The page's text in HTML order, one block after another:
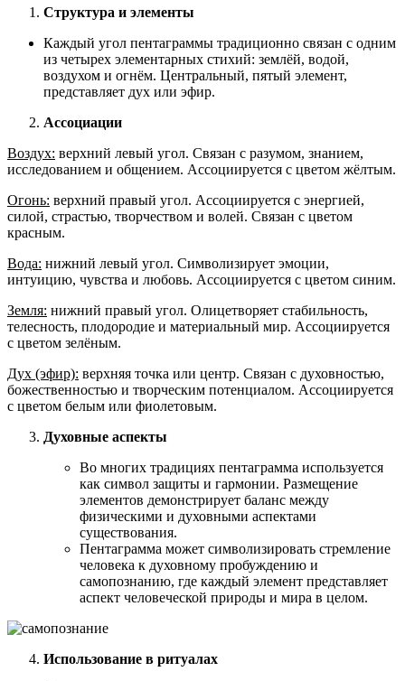
Структура и элементы
Каждый угол пентаграммы традиционно связан с одним
из четырех элементарных стихий: землёй, водой,
воздухом и огнём. Центральный, пятый элемент,
представляет дух или эфир.
Ассоциации
Воздух: верхний левый угол. Связан с разумом, знанием,
исследованием и общением. Ассоциируется с цветом жёлтым.
Огонь: верхний правый угол. Ассоциируется с энергией,
силой, страстью, творчеством и волей. Связан с цветом
красным.
Вода: нижний левый угол. Символизирует эмоции,
интуицию, чувства и любовь. Ассоциируется с цветом синим.
Земля: нижний правый угол. Олицетворяет стабильность,
телесность, плодородие и материальный мир. Ассоциируется
с цветом зелёным.
Дух (эфир): верхняя точка или центр. Связан с духовностью,
божественностью и творческим потенциалом. Ассоциируется
с цветом белым или фиолетовым.
Духовные аспекты
Во многих традициях пентаграмма используется
как символ защиты и гармонии. Размещение
элементов демонстрирует баланс между
физическими и духовными аспектами
существования.
Пентаграмма может символизировать стремление
человека к духовному пробуждению и
самопознанию, где каждый элемент представляет
аспект человеческой природы и мира в целом.
Использование в ритуалах